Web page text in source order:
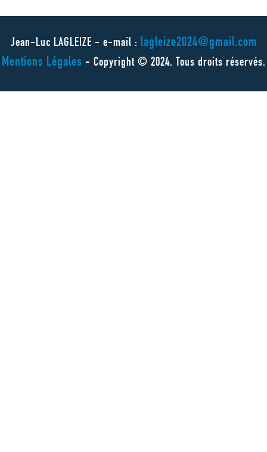
Jean-Luc LAGLEIZE - e-mail : lagleize2024@gmail.com
Mentions Légales - Copyright © 2024. Tous droits réservés.